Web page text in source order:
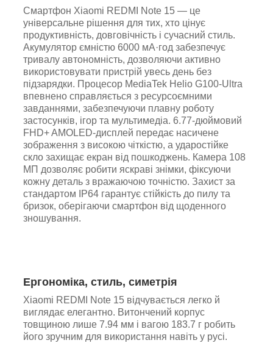
Смартфон Xiaomi REDMI Note 15 — це
універсальне рішення для тих, хто цінує
продуктивність, довговічність і сучасний стиль.
Акумулятор ємністю 6000 мА·год забезпечує
тривалу автономність, дозволяючи активно
використовувати пристрій увесь день без
підзарядки. Процесор MediaTek Helio G100-Ultra
впевнено справляється з ресурсоємними
завданнями, забезпечуючи плавну роботу
застосунків, ігор та мультимедіа. 6.77-дюймовий
FHD+ AMOLED-дисплей передає насичене
зображення з високою чіткістю, а ударостійке
скло захищає екран від пошкоджень. Камера 108
МП дозволяє робити яскраві знімки, фіксуючи
кожну деталь з вражаючою точністю. Захист за
стандартом IP64 гарантує стійкість до пилу та
бризок, оберігаючи смартфон від щоденного
зношування.
Ергономіка, стиль, симетрія
Xiaomi REDMI Note 15 відчувається легко й
виглядає елегантно. Витончений корпус
товщиною лише 7.94 мм і вагою 183.7 г робить
його зручним для використання навіть у русі.